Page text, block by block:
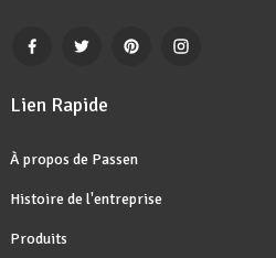
Lien Rapide
À propos de Passen
Histoire de l'entreprise
Produits